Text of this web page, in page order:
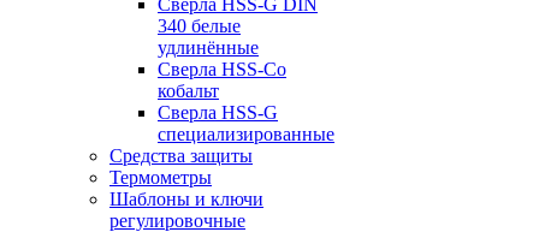
Сверла HSS-G DIN
340 белые
удлинённые
Сверла HSS-Co
кобальт
Сверла HSS-G
специализированные
Средства защиты
Термометры
Шаблоны и ключи
регулировочные